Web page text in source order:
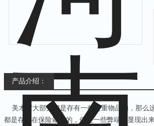
产品介绍：
美术馆大部分都是存有一些贵重物品的，那么
都是存储在保险箱内的，但是一些弊端就显现出